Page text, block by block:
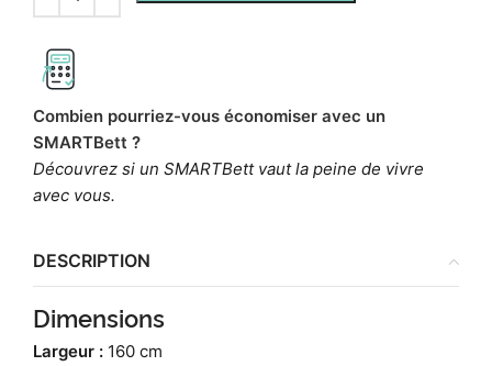
Combien pourriez-vous économiser avec un
SMARTBett ?
Découvrez si un SMARTBett vaut la peine de vivre
avec vous.
DESCRIPTION
Dimensions
Largeur : 160 cm